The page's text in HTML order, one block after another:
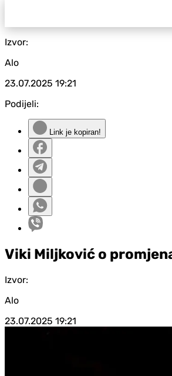
Izvor:
Alo
23.07.2025 19:21
Podijeli:
Link je kopiran!
Viki Miljković o
Izvor:
Alo
23.07.2025 19:21